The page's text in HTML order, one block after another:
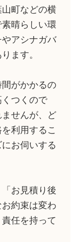
町などの横
晴らしい環
アシナガバ
ます。
間がかかるの
つくので
せんが、ど
利用するこ
お伺いする
お見積り後
約束は変わ
任を持って